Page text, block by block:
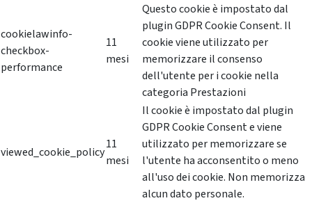
cookielawinfo-
checkbox-
performance
11
mesi
Questo cookie è impostato dal
plugin GDPR Cookie Consent. Il
cookie viene utilizzato per
memorizzare il consenso
dell'utente per i cookie nella
categoria Prestazioni
viewed_cookie_policy
11
mesi
Il cookie è impostato dal plugin
GDPR Cookie Consent e viene
utilizzato per memorizzare se
l'utente ha acconsentito o meno
all'uso dei cookie. Non memorizza
alcun dato personale.